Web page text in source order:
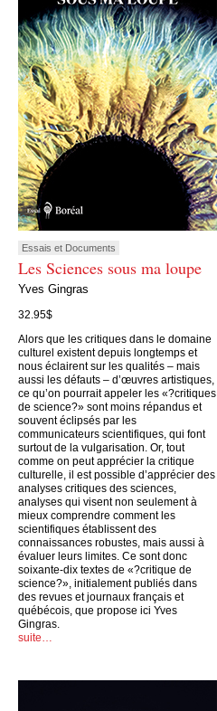
Essais et Documents
Les Sciences sous ma loupe
Yves Gingras
32.95$
Alors que les critiques dans le domaine
culturel existent depuis longtemps et
nous éclairent sur les qualités – mais
aussi les défauts – d’œuvres artistiques,
ce qu’on pourrait appeler les «?critiques
de science?» sont moins répandus et
souvent éclipsés par les
communicateurs scientifiques, qui font
surtout de la vulgarisation. Or, tout
comme on peut apprécier la critique
culturelle, il est possible d’apprécier des
analyses critiques des sciences,
analyses qui visent non seulement à
mieux comprendre comment les
scientifiques établissent des
connaissances robustes, mais aussi à
évaluer leurs limites. Ce sont donc
soixante-dix textes de «?critique de
science?», initialement publiés dans
des revues et journaux français et
québécois, que propose ici Yves
Gingras.
suite…